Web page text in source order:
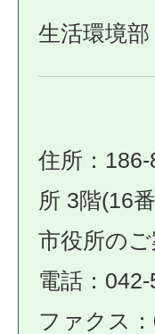
生活環境
住所：
所 3階(16
市役所のご
電話：
ファクス